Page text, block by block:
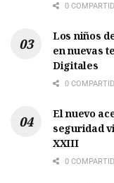
0
Los niños
en nuevas
Digitales
0
El nuevo
seguridad
XXIII
0